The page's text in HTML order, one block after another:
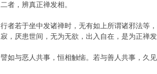
二者，辨真正禅发相。
行者若于坐中发诸禅时，无有如上所谓诸邪法等
寂，厌患世间，无为无欲，出入自在，是为正禅发
譬如与恶人共事，恒相触恼。若与善人共事，久